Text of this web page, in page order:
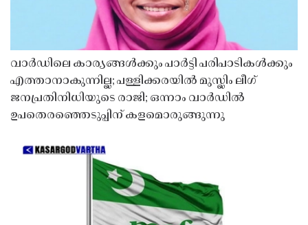
വാർഡിലെ കാര്യങ്ങൾക്കും പാർട്ടി പരിപാടികൾക്കും
എത്താനാകുന്നില്ല; പള്ളിക്കരയിൽ മുസ്ലിം ലീഗ്
ജനപ്രതിനിധിയുടെ രാജി; ഒന്നാം വാർഡിൽ
ഉപതെരഞ്ഞെടുപ്പിന് കളമൊരുങ്ങുന്നു